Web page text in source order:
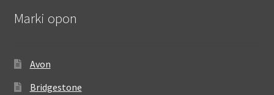
Marki opon
Avon
Bridgestone